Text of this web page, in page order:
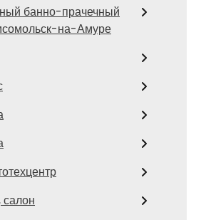
банно-прачечный
на-Амуре